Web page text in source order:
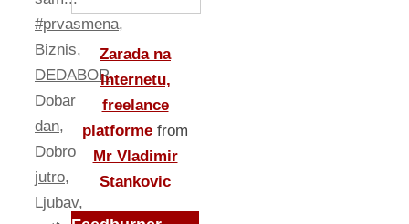
#prvasmena,
Biznis,
DEDABOR,
Dobar
dan,
Dobro
jutro,
Ljubav,
Zarada na
Internetu,
freelance
platforme from
Mr Vladimir
Stankovic